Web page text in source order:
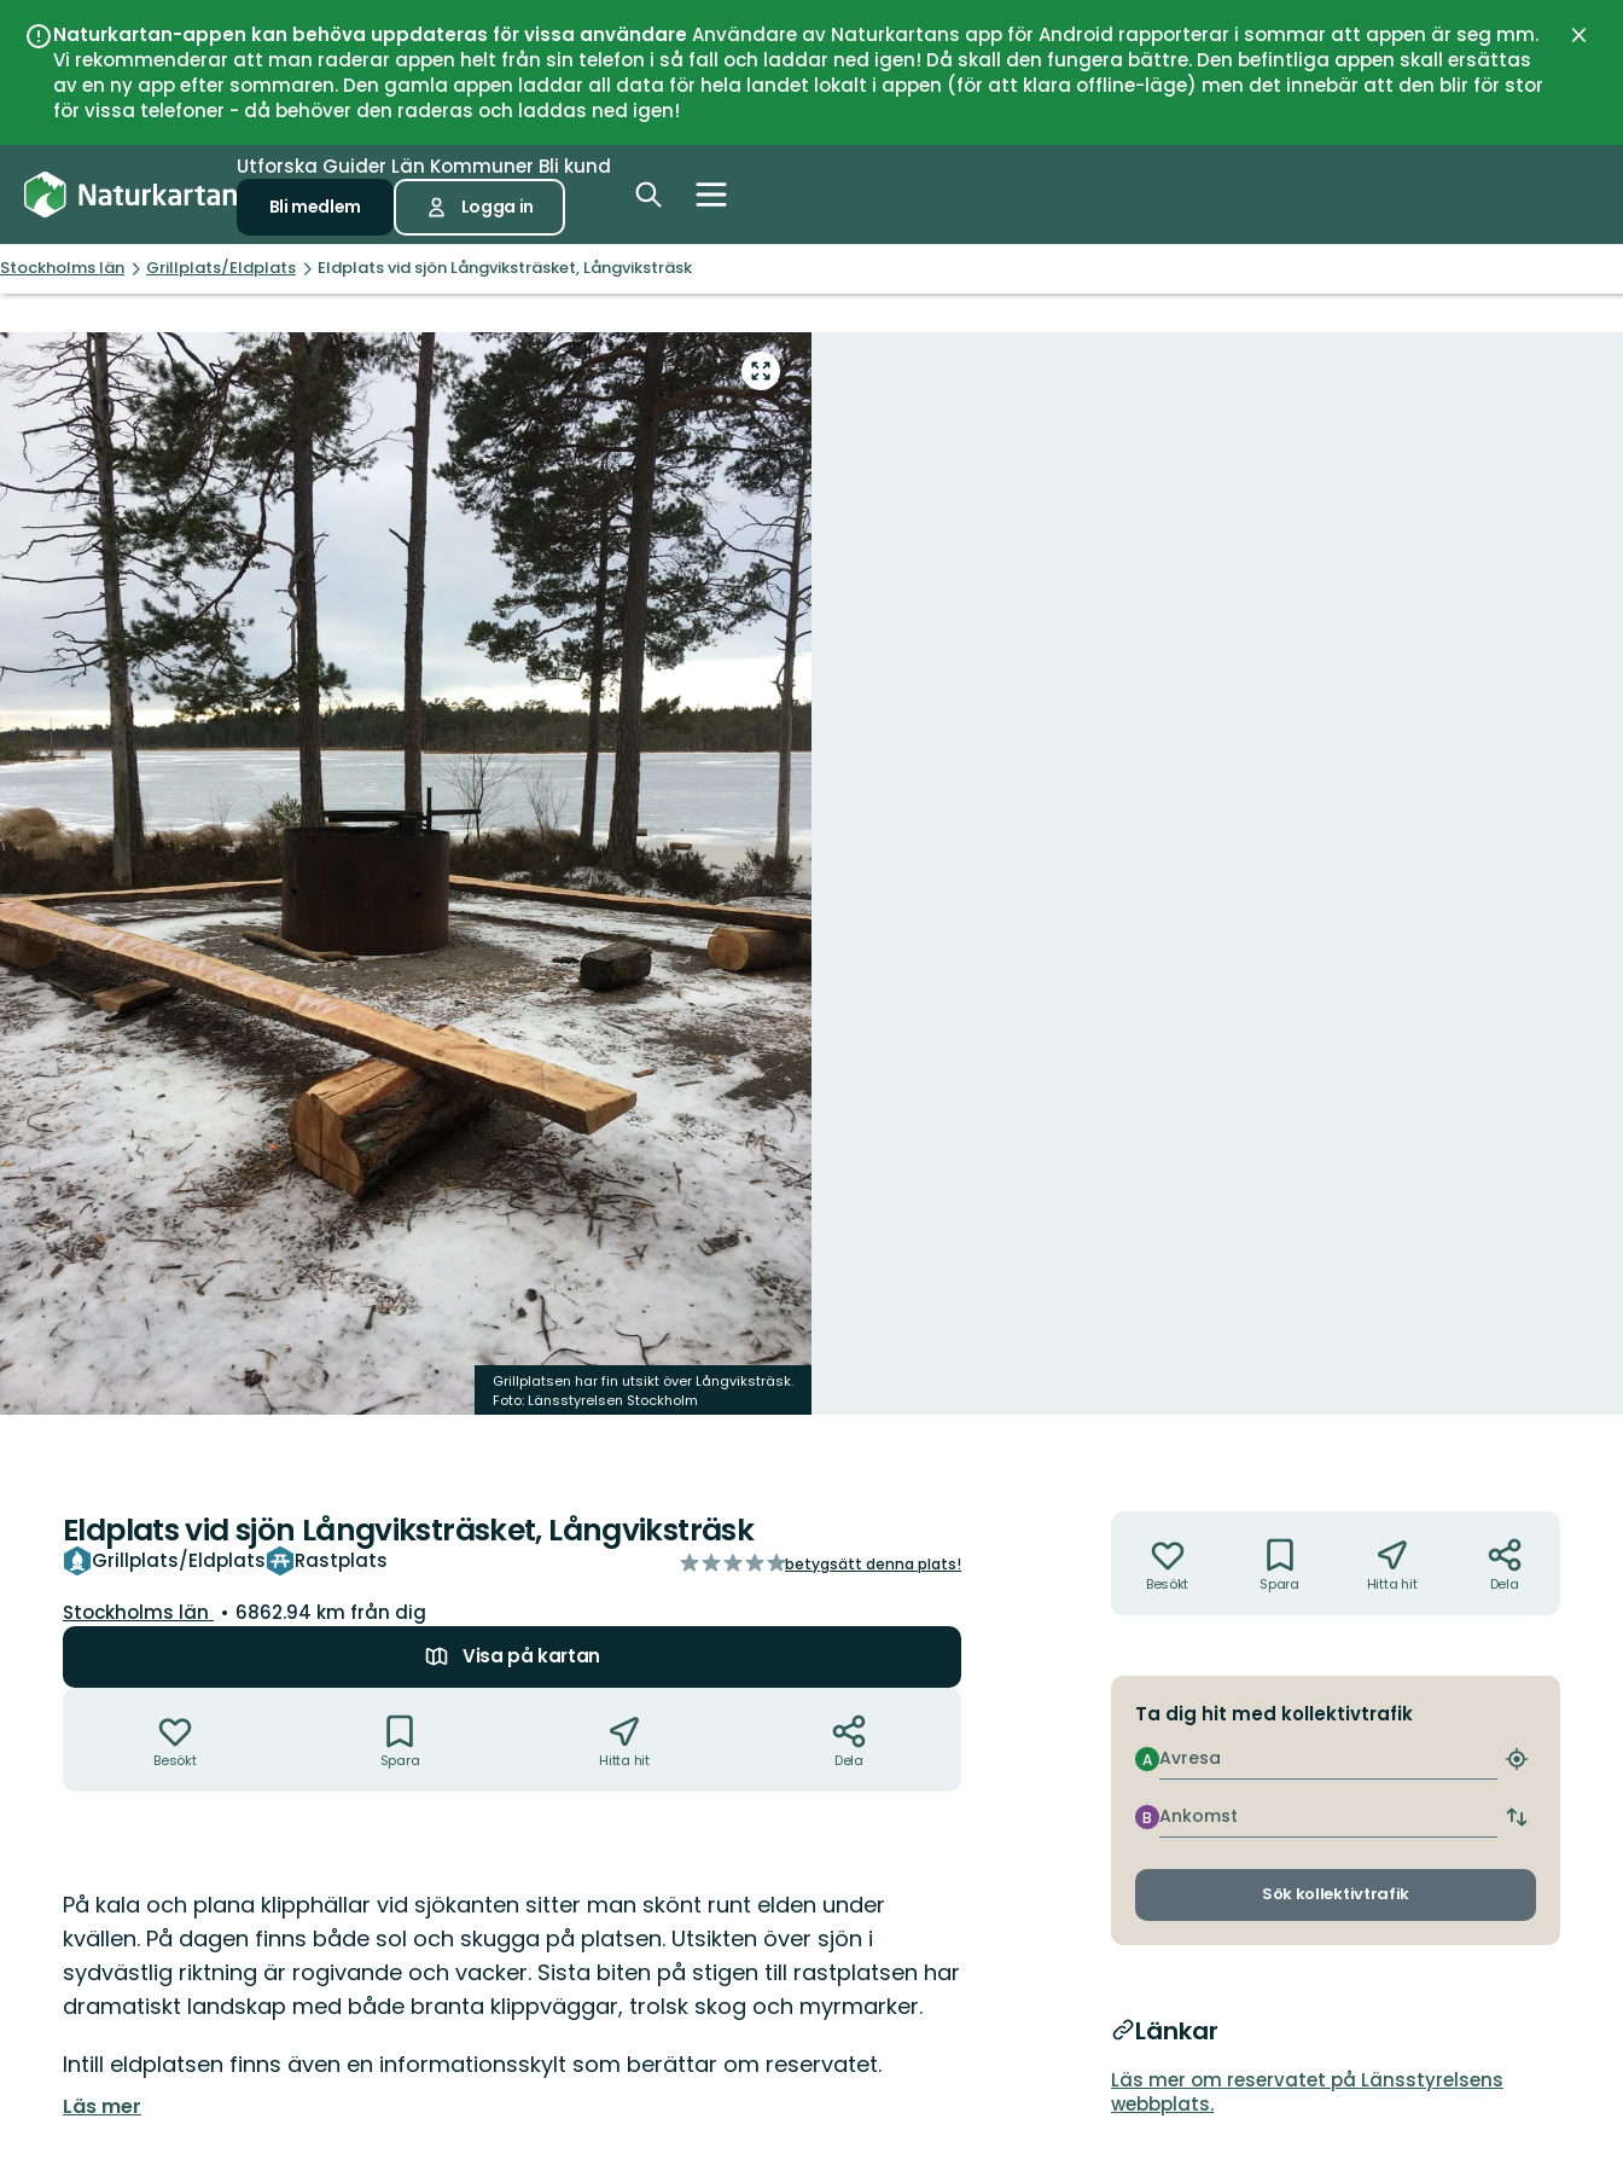
Naturkartan-appen kan behöva uppdateras för vissa användareAnvändare av Naturkartans app för Android rapporterar i sommar att appen är seg mm.
Vi rekommenderar att man raderar appen helt från sin telefon i så fall och laddar ned igen! Då skall den fungera bättre. Den befintliga appen skall ersättas
av en ny app efter sommaren. Den gamla appen laddar all data för hela landet lokalt i appen (för att klara offline-läge) men det innebär att den blir för stor
för vissa telefoner - då behöver den raderas och laddas ned igen!
Utforska Guider Län Kommuner Bli kund
Bli medlem Logga in
Stockholms län Grillplats/Eldplats Eldplats vid sjön Långviksträsket, Långviksträsk
Gå
till
helskärmsläge
Grillplatsen har fin utsikt över Långviksträsk.
Foto: Länsstyrelsen Stockholm
Eldplats vid sjön Långviksträsket, Långviksträsk
Grillplats/Eldplats Rastplats
av
betygsätt denna plats!
Län:
Stockholms län
6862.94 km från dig
Visa på kartan
Besökt Spara Hitta hit Dela
Beskrivning
På kala och plana klipphällar vid sjökanten sitter man skönt runt elden under
kvällen. På dagen finns både sol och skugga på platsen. Utsikten över sjön i
sydvästlig riktning är rogivande och vacker. Sista biten på stigen till rastplatsen har
dramatiskt landskap med både branta klippväggar, trolsk skog och myrmarker.
Intill eldplatsen finns även en informationsskylt som berättar om reservatet.
Läs mer
Besökt Spara Hitta hit Dela
Ta dig hit med kollektivtrafik
Avresa
A
Hitta
hållplats
Ankomst
B
Byt
och
Sök kollektivtrafik
Länkar
Läs mer om reservatet på Länsstyrelsens
webbplats.